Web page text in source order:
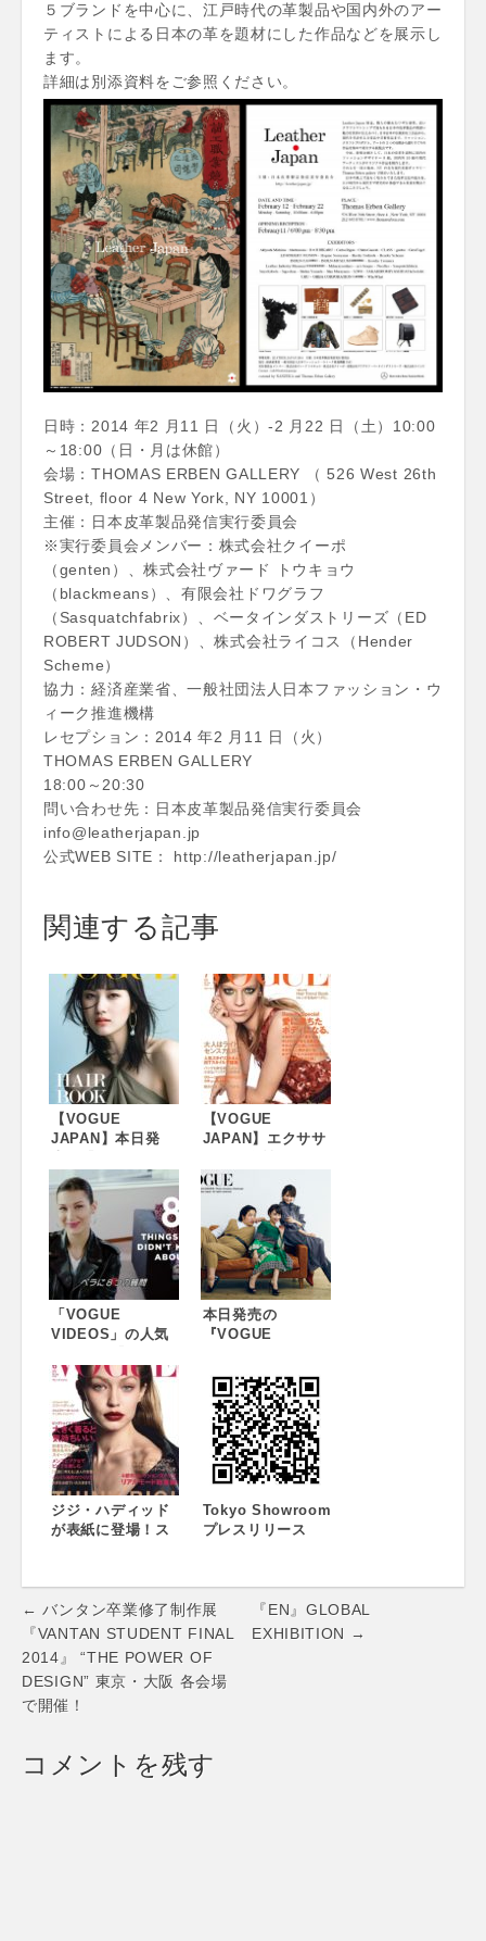
５ブランドを中心に、江戸時代の革製品や国内外のアー
ティストによる日本の革を題材にした作品などを展示し
ます。
詳細は別添資料をご参照ください。
日時：2014 年2 月11 日（火）-2 月22 日（土）10:00
～18:00（日・月は休館）
会場：THOMAS ERBEN GALLERY （ 526 West 26th
Street, floor 4 New York, NY 10001）
主催：日本皮革製品発信実行委員会
※実行委員会メンバー：株式会社クイーポ
（genten）、株式会社ヴァード トウキョウ
（blackmeans）、有限会社ドワグラフ
（Sasquatchfabrix）、ベータインダストリーズ（ED
ROBERT JUDSON）、株式会社ライコス（Hender
Scheme）
協力：経済産業省、一般社団法人日本ファッション・ウ
ィーク推進機構
レセプション：2014 年2 月11 日（火）
THOMAS ERBEN GALLERY
18:00～20:30
問い合わせ先：日本皮革製品発信実行委員会
info@leatherjapan.jp
公式WEB SITE： http://leatherjapan.jp/
関連する記事
【VOGUE
JAPAN】本日発
JAPAN』7月号の
綴込付録「Hair
Trend Book」で、
注目モデルの新井
貴子が最旬ヘアス
タイルに挑戦。
『VOGUE
JAPAN』2018年7
月号（5月28日発
【VOGUE
JAPAN】エクササ
ン、食生活で「愛
に満ちたボディに
なる」秘密を徹底
特集。中村アンが
鍛えられた美しい
体を披露。
『VOGUE
JAPAN』2018年7
月号（5月28日発
「VOGUE
VIDEOS」の人気
Bag』に、 スーパ
ーモデルのベラ・
ハディッドが登
場！毎日持ち歩く
プライベートなグ
ッズを大公開。
https://www.vogu
e.co.jp/videos
本日発売の
『VOGUE
清川あさみ、桐谷
美玲、ゆりやんレ
トリィバァが登
場。“美”について
の考え方を語る。
ジジ・ハディッド
が表紙に登場！ス
人気企画「4都市コ
レクションスナッ
プ」「2018-19 AW
ト」。『VOGUE
JAPAN』2018年6
月号（4月26日発
Tokyo Showroom
プレスリリース
Post
navigation
← バンタン卒業修了制作展
『VANTAN STUDENT FINAL
2014』 “THE POWER OF
DESIGN” 東京・大阪 各会場
で開催！
『EN』GLOBAL
EXHIBITION →
コメントを残す